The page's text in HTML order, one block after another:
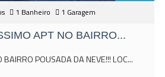
1 Banheiro 1 Garagem
APT NO BAIRRO...
BAIRRO POUSADA DA NEVE!!! LOC...